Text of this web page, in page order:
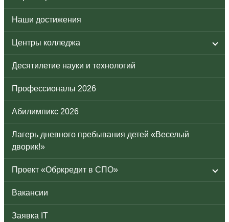
Наши достижения
Центры колледжа
Десятилетие науки и технологий
Профессионалы 2026
Абилимпикс 2026
Лагерь дневного пребывания детей «Веселый
дворик!»
Проект «Обркредит в СПО»
Вакансии
Заявка IT